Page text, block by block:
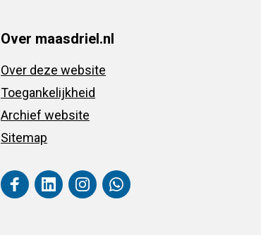
Over maasdriel.nl
Over deze website
Toegankelijkheid
Archief website
Sitemap